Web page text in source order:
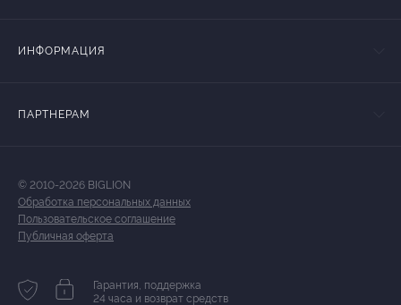
ИНФОРМАЦИЯ
ПАРТНЕРАМ
© 2010-2026 BIGLION
Обработка персональных данных
Пользовательское соглашение
Публичная оферта
Гарантия, поддержка
24 часа и возврат средств